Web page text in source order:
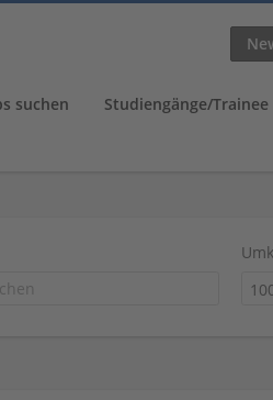
suchen Studiengänge/Trainee